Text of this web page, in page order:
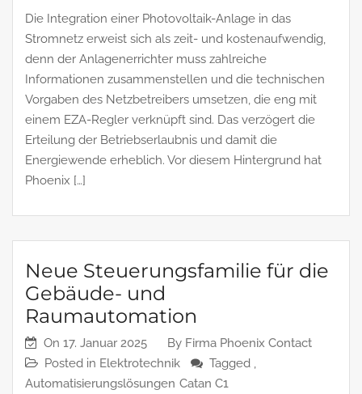
Die Integration einer Photovoltaik-Anlage in das
Stromnetz erweist sich als zeit- und kostenaufwendig,
denn der Anlagenerrichter muss zahlreiche
Informationen zusammenstellen und die technischen
Vorgaben des Netzbetreibers umsetzen, die eng mit
einem EZA-Regler verknüpft sind. Das verzögert die
Erteilung der Betriebserlaubnis und damit die
Energiewende erheblich. Vor diesem Hintergrund hat
Phoenix […]
Neue Steuerungsfamilie für die
Gebäude- und
Raumautomation
On 17. Januar 2025 By Firma Phoenix Contact
Posted in Elektrotechnik
Tagged ,
Automatisierungslösungen Catan C1